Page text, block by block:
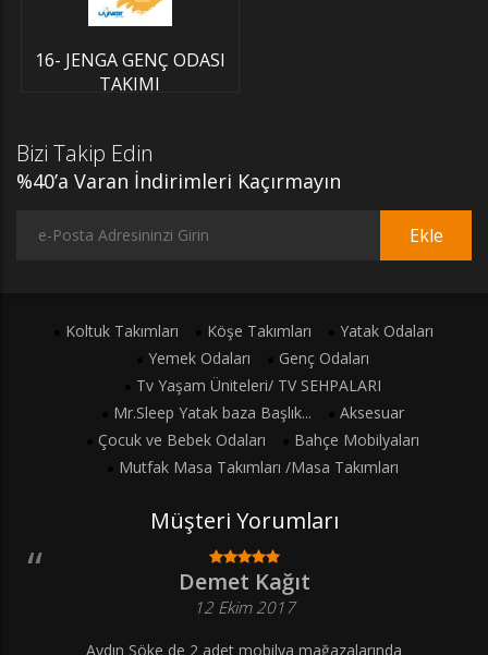
16- JENGA GENÇ ODASI
TAKIMI
Bizi Takip Edin
%40’a Varan İndirimleri Kaçırmayın
Ekle
Koltuk Takımları Köşe Takımları
Yatak Odaları
Yemek Odaları
Genç Odaları
Tv Yaşam Üniteleri/ TV SEHPALARI
Mr.Sleep Yatak baza Başlık...
Aksesuar
Çocuk ve Bebek Odaları
Bahçe Mobilyaları
Mutfak Masa Takımları /Masa Takımları
Müşteri Yorumları
Demet Kağıt
12 Ekim 2017
Aydın Söke de 2 adet mobilya mağazalarında